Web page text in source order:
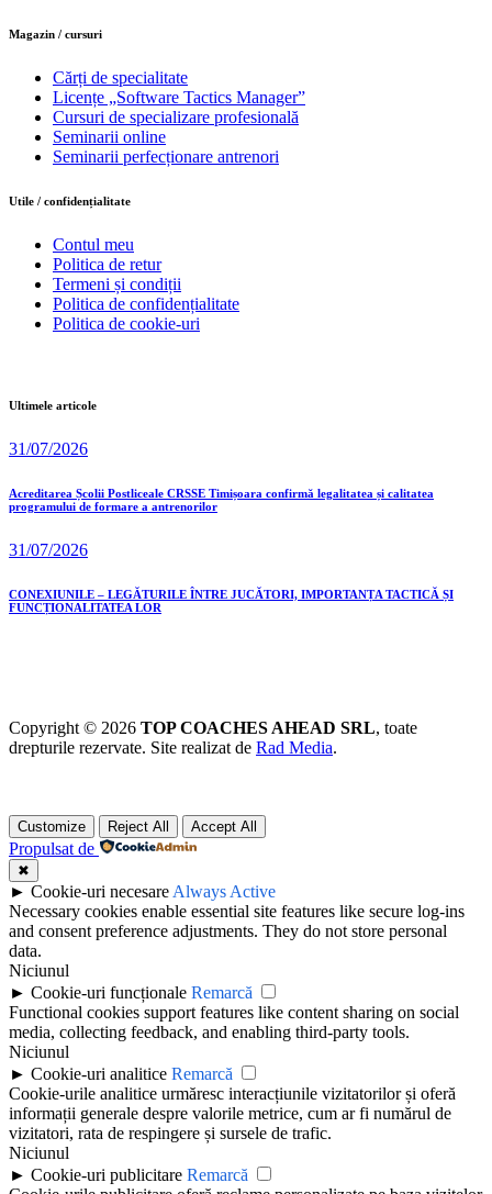
Magazin / cursuri
Cărți de specialitate
Licențe „Software Tactics Manager”
Cursuri de specializare profesională
Seminarii online
Seminarii perfecționare antrenori
Utile / confidențialitate
Contul meu
Politica de retur
Termeni și condiții
Politica de confidențialitate
Politica de cookie-uri
Ultimele articole
31/07/2026
Acreditarea Școlii Postliceale CRSSE Timișoara confirmă legalitatea și calitatea
programului de formare a antrenorilor
31/07/2026
CONEXIUNILE – LEGĂTURILE ÎNTRE JUCĂTORI, IMPORTANȚA TACTICĂ ȘI
FUNCȚIONALITATEA LOR
Copyright © 2026 TOP COACHES AHEAD SRL, toate
drepturile rezervate. Site realizat de Rad Media.
Customize Reject All Accept All
Propulsat de
✖
► Cookie-uri necesare Always Active
Necessary cookies enable essential site features like secure log-ins
and consent preference adjustments. They do not store personal
data.
Niciunul
► Cookie-uri funcționale Remarcă
Functional cookies support features like content sharing on social
media, collecting feedback, and enabling third-party tools.
Niciunul
► Cookie-uri analitice Remarcă
Cookie-urile analitice urmăresc interacțiunile vizitatorilor și oferă
informații generale despre valorile metrice, cum ar fi numărul de
vizitatori, rata de respingere și sursele de trafic.
Niciunul
► Cookie-uri publicitare Remarcă